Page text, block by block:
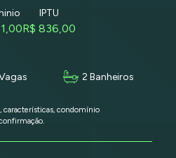
IPTU
R$ 836,00
2 Banheiros
características, condomínio